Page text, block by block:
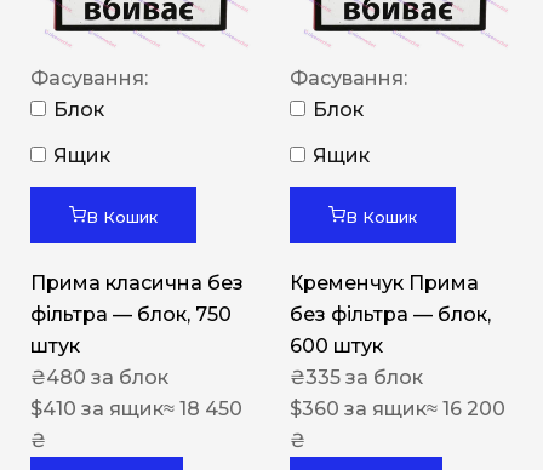
Фасування:
Блок
Ящик
В Кошик
Прима класична без
фільтра — блок, 750
штук
₴480 за блок
$410 за ящик≈ 18 450
₴
Фасування:
Блок
Ящик
В Кошик
Кременчук Прима
без фільтра — блок,
600 штук
₴335 за блок
$360 за ящик≈ 16 200
₴